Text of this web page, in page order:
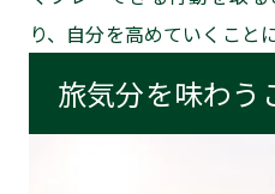
り、自分を高めていくこと
旅気分を味わう